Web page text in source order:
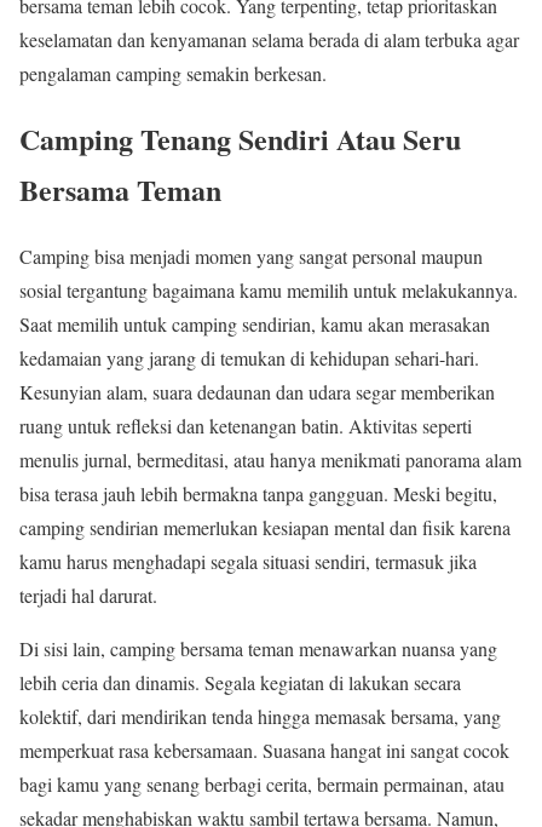
keselamatan dan kenyamanan selama berada di alam terbuka agar
pengalaman camping semakin berkesan.
Camping Tenang Sendiri Atau Seru
Bersama Teman
Camping bisa menjadi momen yang sangat personal maupun
sosial tergantung bagaimana kamu memilih untuk melakukannya.
Saat memilih untuk camping sendirian, kamu akan merasakan
kedamaian yang jarang di temukan di kehidupan sehari-hari.
Kesunyian alam, suara dedaunan dan udara segar memberikan
ruang untuk refleksi dan ketenangan batin. Aktivitas seperti
menulis jurnal, bermeditasi, atau hanya menikmati panorama alam
bisa terasa jauh lebih bermakna tanpa gangguan. Meski begitu,
camping sendirian memerlukan kesiapan mental dan fisik karena
kamu harus menghadapi segala situasi sendiri, termasuk jika
terjadi hal darurat.
Di sisi lain, camping bersama teman menawarkan nuansa yang
lebih ceria dan dinamis. Segala kegiatan di lakukan secara
kolektif, dari mendirikan tenda hingga memasak bersama, yang
memperkuat rasa kebersamaan. Suasana hangat ini sangat cocok
bagi kamu yang senang berbagi cerita, bermain permainan, atau
sekadar menghabiskan waktu sambil tertawa bersama. Namun,